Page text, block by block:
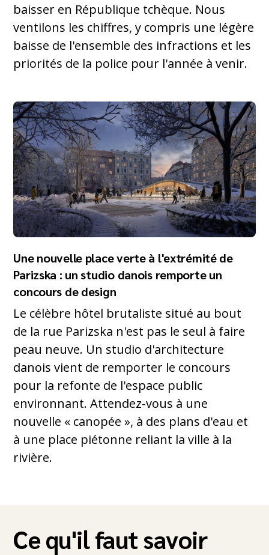
baisser en République tchèque. Nous
ventilons les chiffres, y compris une légère
baisse de l'ensemble des infractions et les
priorités de la police pour l'année à venir.
Une nouvelle place verte à l'extrémité de
Parizska : un studio danois remporte un
concours de design
Le célèbre hôtel brutaliste situé au bout
de la rue Parizska n'est pas le seul à faire
peau neuve. Un studio d'architecture
danois vient de remporter le concours
pour la refonte de l'espace public
environnant. Attendez-vous à une
nouvelle « canopée », à des plans d'eau et
à une place piétonne reliant la ville à la
rivière.
Ce qu'il faut savoir